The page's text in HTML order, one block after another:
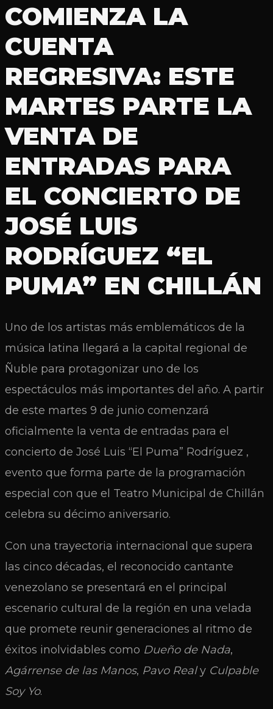
COMIENZA LA
CUENTA
REGRESIVA: ESTE
MARTES PARTE LA
VENTA DE
ENTRADAS PARA
EL CONCIERTO DE
JOSÉ LUIS
RODRÍGUEZ “EL
PUMA” EN CHILLÁN
Uno de los artistas más emblemáticos de la
música latina llegará a la capital regional de
Ñuble para protagonizar uno de los
espectáculos más importantes del año. A partir
de este martes 9 de junio comenzará
oficialmente la venta de entradas para el
concierto de José Luis “El Puma” Rodríguez ,
evento que forma parte de la programación
especial con que el Teatro Municipal de Chillán
celebra su décimo aniversario.
Con una trayectoria internacional que supera
las cinco décadas, el reconocido cantante
venezolano se presentará en el principal
escenario cultural de la región en una velada
que promete reunir generaciones al ritmo de
éxitos inolvidables como Dueño de Nada,
Agárrense de las Manos, Pavo Realy Culpable
Soy Yo.